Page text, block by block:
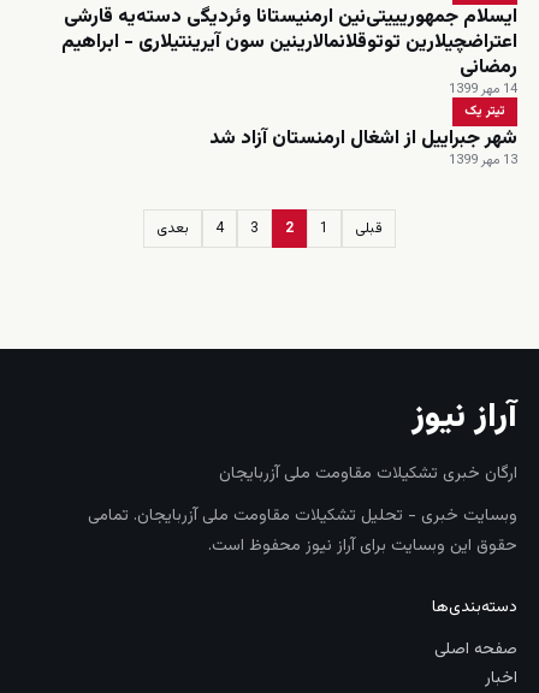
ایسلام جمهوریییتی‌نین ارمنیستانا وئردیگی دسته‌یه قارشی
اعتراضچیلارین توتوقلانمالارینین سون آیرینتیلاری - ابراهیم
رمضانی
14 مهر 1399
تیتر یک
شهر جبراییل از اشغال ارمنستان آزاد شد
13 مهر 1399
قبلی 1
2
3
4 بعدی
آراز نیوز
ارگان خبری تشکیلات مقاومت ملی آزربایجان
وبسایت خبری - تحلیل تشکیلات مقاومت ملی آزربایجان. تمامی
حقوق این وبسایت برای آراز نیوز محفوظ است.
دسته‌بندی‌ها
صفحه اصلی
اخبار